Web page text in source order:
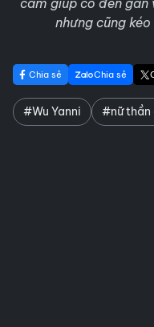
cảm giúp cô đến gần
nhưng cũng
Chia sẻ Chia sẻ
#Wu Yanni #nữ thần